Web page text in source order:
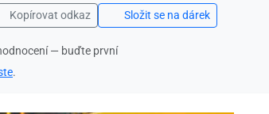
Kopírovat odkaz Složit se na dárek
— buďte první
.